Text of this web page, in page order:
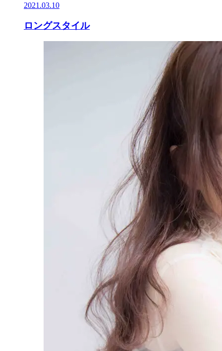
2021.03.10
ロングスタイル